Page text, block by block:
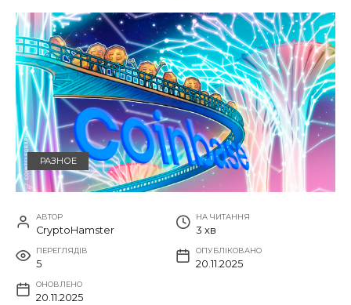
РАЗНОЕ
АВТОР
CryptoHamster
НА ЧИТАННЯ
3 хв
ПЕРЕГЛЯДІВ
5
ОПУБЛІКОВАНО
20.11.2025
ОНОВЛЕНО
20.11.2025